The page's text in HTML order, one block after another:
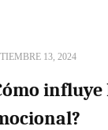
13, 2024